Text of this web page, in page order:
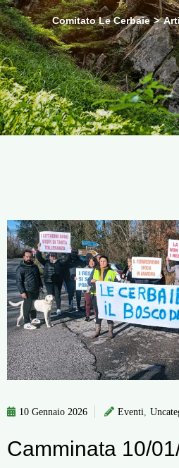
Comitato Le Cerbaie>
10 Gennaio 2026 Eventi
Camminata 10/